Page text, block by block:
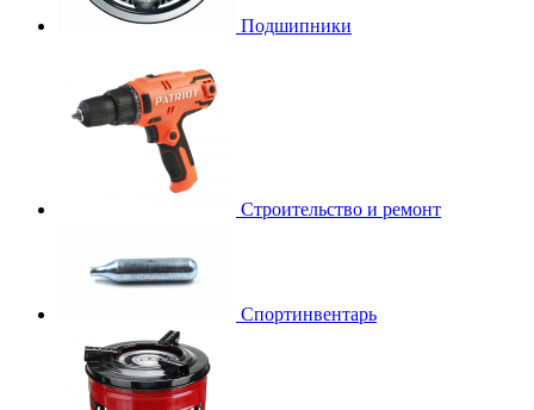
Подшипники
Строительство и ремонт
Спортинвентарь